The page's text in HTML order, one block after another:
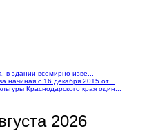
здании всемирно изве...
начиная с 16 декабря 2015 от...
Краснодарского края один...
2026